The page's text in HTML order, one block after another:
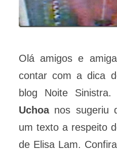
Olá amigos e
contar com a dica
blog Noite
Uchoanos sugeriu
um texto a respeito
de Elisa Lam.